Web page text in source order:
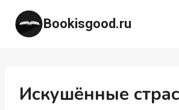
Перейти
содержимому
Bookisgood.ru
Искушённые